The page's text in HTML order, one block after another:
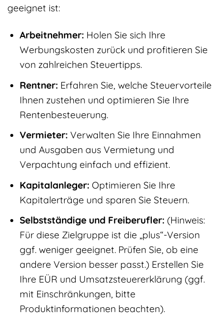
geeignet ist:
Arbeitnehmer: Holen Sie sich Ihre
Werbungskosten zurück und profitieren Sie
von zahlreichen Steuertipps.
Rentner: Erfahren Sie, welche Steuervorteile
Ihnen zustehen und optimieren Sie Ihre
Rentenbesteuerung.
Vermieter: Verwalten Sie Ihre Einnahmen
und Ausgaben aus Vermietung und
Verpachtung einfach und effizient.
Kapitalanleger: Optimieren Sie Ihre
Kapitalerträge und sparen Sie Steuern.
Selbstständige und Freiberufler: (Hinweis:
Für diese Zielgruppe ist die „plus“-Version
ggf. weniger geeignet. Prüfen Sie, ob eine
andere Version besser passt.) Erstellen Sie
Ihre EÜR und Umsatzsteuererklärung (ggf.
mit Einschränkungen, bitte
Produktinformationen beachten).